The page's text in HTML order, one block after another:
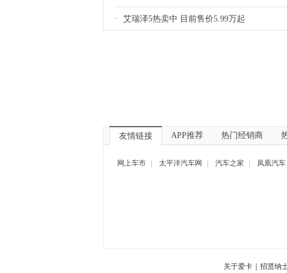
艾瑞泽5热卖中 目前售价5.99万起
友情链接 APP推荐 热门经销商
网上车市 太平洋汽车网 汽车之家 凤凰汽车
关于爱卡 招贤纳